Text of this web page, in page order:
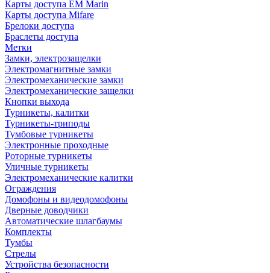
Карты доступа EM Marin
Карты доступа Mifare
Брелоки доступа
Браслеты доступа
Метки
Замки, электрозащелки
Электромагнитные замки
Электромеханические замки
Электромеханические защелки
Кнопки выхода
Турникеты, калитки
Турникеты-триподы
Тумбовые турникеты
Электронные проходные
Роторные турникеты
Уличные турникеты
Электромеханические калитки
Ограждения
Домофоны и видеодомофоны
Дверные доводчики
Автоматические шлагбаумы
Комплекты
Тумбы
Стрелы
Устройства безопасности